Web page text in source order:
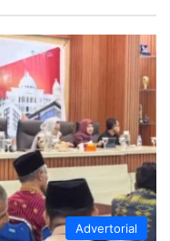
Advertorial